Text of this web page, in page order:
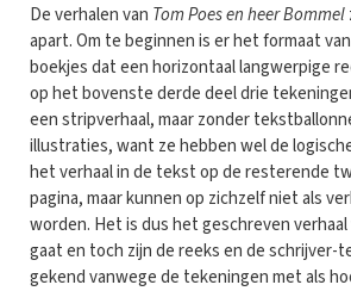
De verhalen van Tom Poes en heer Bommel
apart. Om te beginnen is er het formaat
boekjes dat een horizontaal langwerpige
op het bovenste derde deel drie
een stripverhaal, maar zonder
illustraties, want ze hebben wel de
het verhaal in de tekst op de resterende
pagina, maar kunnen op zichzelf niet als
worden. Het is dus het geschreven
gaat en toch zijn de reeks en de schrijver-
gekend vanwege de tekeningen met als